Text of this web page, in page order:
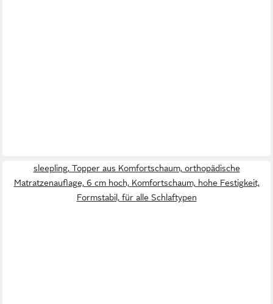
sleepling, Topper aus Komfortschaum, orthopädische
Matratzenauflage, 6 cm hoch, Komfortschaum, hohe Festigkeit,
Formstabil, für alle Schlaftypen